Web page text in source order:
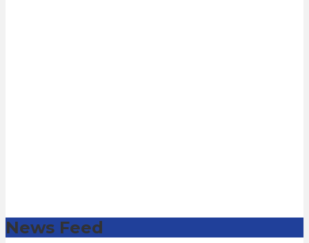
News Feed